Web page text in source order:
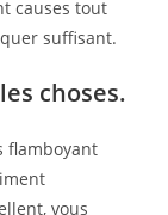
causes tout
suffisant.
choses.
flamboyant
vous